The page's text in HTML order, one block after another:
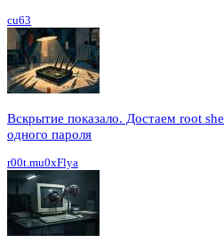
cu63
Вскрытие показало. Достаем root
одного пароля
r00t.mu0xFlya